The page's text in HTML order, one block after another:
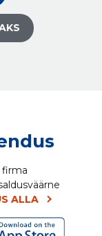
firma
ALLA